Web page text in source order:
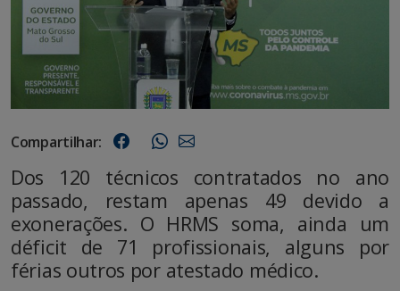
Compartilhar:
Dos 120 técnicos contratados no ano
passado, restam apenas 49 devido a
exonerações. O HRMS soma, ainda um
déficit de 71 profissionais, alguns por
férias outros por atestado médico.